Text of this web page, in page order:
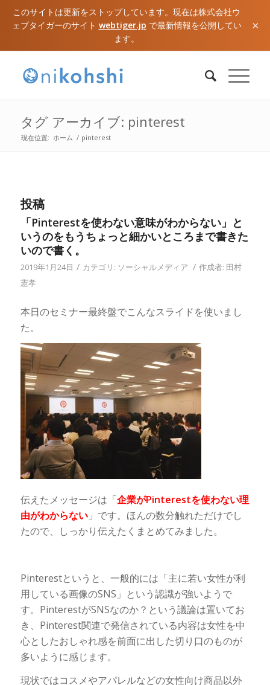
このサイトは更新をストップしています。現在は株式会社ウ
ェブタイガーのサイト webtiger.jp で最新情報を公開してい
ます。
×
タグ アーカイブ: pinterest
現在位置: ホーム / pinterest
投稿
「Pinterestを使わない意味がわからない」と
いうのをもうちょっと細かいところまで書きた
いので書く。
2019年1月24日 / カテゴリ: ソーシャルメディア / 作成者: 田村
憲孝
本日のセミナー最終盤でこんなスライドを使いまし
た。
伝えたメッセージは「企業がPinterestを使わない理
由がわからない」です。ほんの数分触れただけでし
たので、しっかり伝えたくまとめてみました。
Pinterestというと、一般的には「主に若い女性が利
用している画像のSNS」という認識が強いようで
す。PinterestがSNSなのか？という議論は置いてお
き、Pinterest関連で発信されている内容は女性を中
心としたおしゃれ感を前面に出した切り口のものが
多いように感じます。
現状ではコスメやアパレルなどの女性向け商品以外